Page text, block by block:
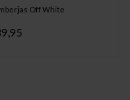
Off White